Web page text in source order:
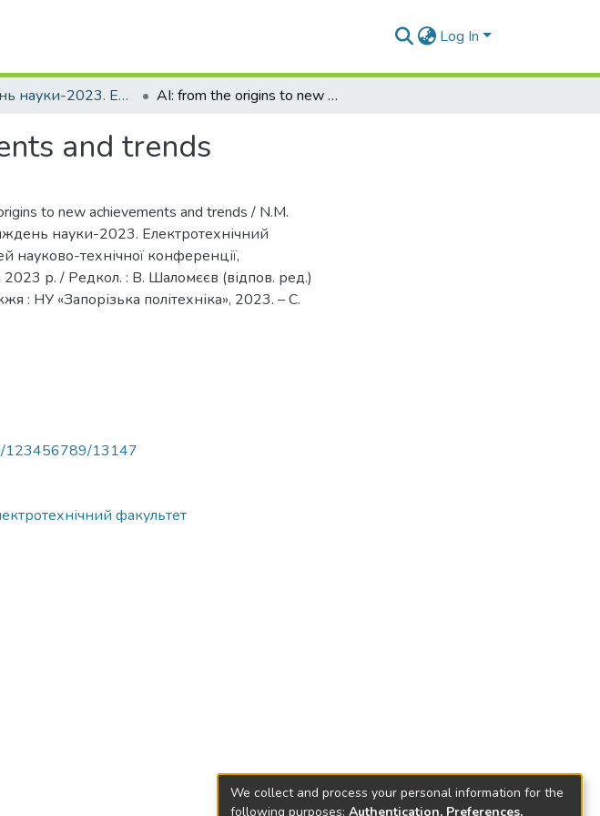
Log In
Тиждень науки-2023. Електротехнічний факультет AI: from the origins to new achievements and trends
and trends
to new achievements and trends / N.M.
науки-2023. Електротехнічний
науково-технічної конференції,
р. / Редкол. : В. Шаломєєв (відпов. ред.)
: НУ «Запорізька політехніка», 2023. – С.
123456789/13147
факультет
We collect and process your personal information for the
following purposes: Authentication, Preferences,